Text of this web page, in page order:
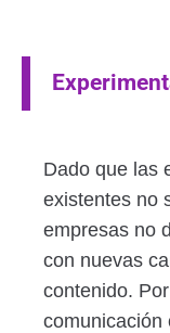
Dado que las
existentes no
empresas no
con nuevas
contenido.
comunicación